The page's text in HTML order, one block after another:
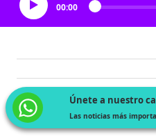
00:00
Únete a nuestro
Las noticias más